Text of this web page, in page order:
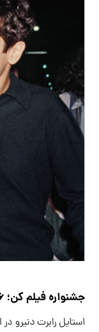
جشنواره فیلم کن؛ 1976
استایل رابرت دنیرو